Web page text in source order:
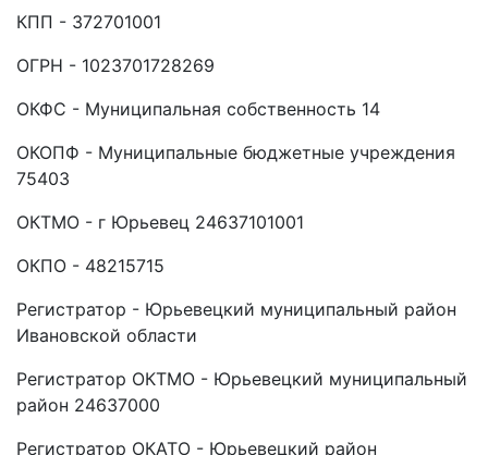
КПП - 372701001
ОГРН - 1023701728269
ОКФС - Муниципальная собственность 14
ОКОПФ - Муниципальные бюджетные учреждения
75403
ОКТМО - г Юрьевец 24637101001
ОКПО - 48215715
Регистратор - Юрьевецкий муниципальный район
Ивановской области
Регистратор ОКТМО - Юрьевецкий муниципальный
район 24637000
Регистратор ОКАТО - Юрьевецкий район